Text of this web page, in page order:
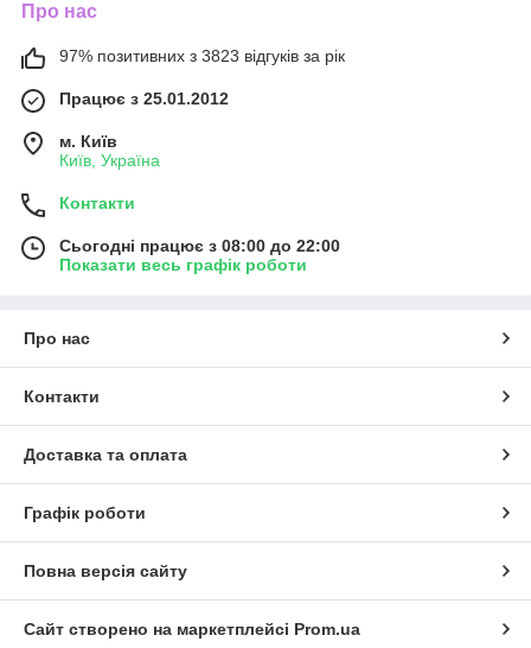
Про нас
97% позитивних з 3823 відгуків за рік
Працює з 25.01.2012
м. Київ
Київ, Україна
Контакти
Сьогодні працює з 08:00 до 22:00
Показати весь графік роботи
Про нас
Контакти
Доставка та оплата
Графік роботи
Повна версія сайту
Сайт створено на маркетплейсі Prom.ua